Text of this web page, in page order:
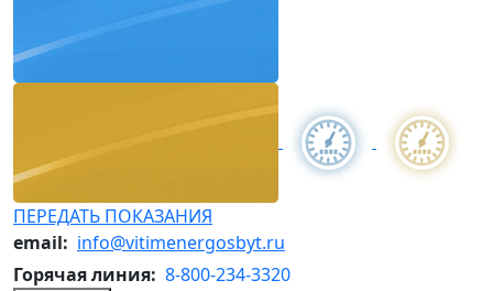
ПЕРЕДАТЬ ПОКАЗАНИЯ
email: info@vitimenergosbyt.ru
Горячая линия: 8-800-234-3320